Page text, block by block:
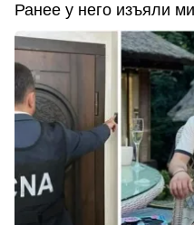
Ранее у него изъяли